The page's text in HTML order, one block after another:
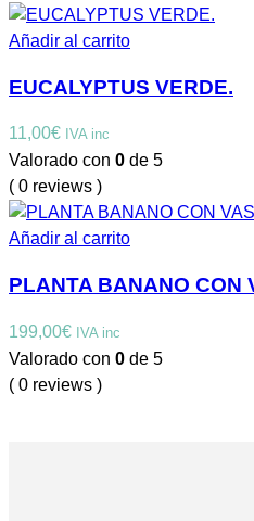
Añadir al carrito
EUCALYPTUS VERDE.
11,00€ IVA inc
Valorado con 0 de 5
( 0 reviews )
Añadir al carrito
PLANTA BANANO CON
199,00€ IVA inc
Valorado con 0 de 5
( 0 reviews )